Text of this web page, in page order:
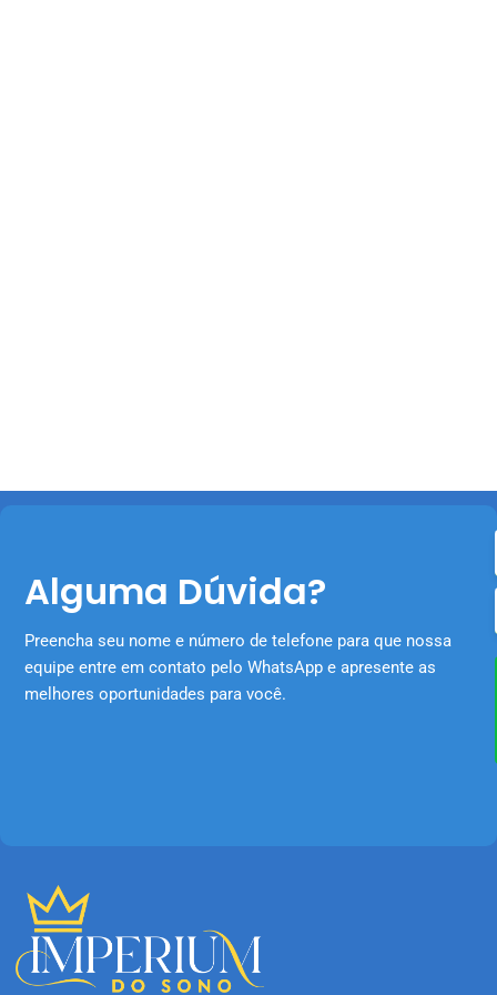
Alguma Dúvida?
Preencha seu nome e número de telefone para que nossa
equipe entre em contato pelo WhatsApp e apresente as
melhores oportunidades para você.